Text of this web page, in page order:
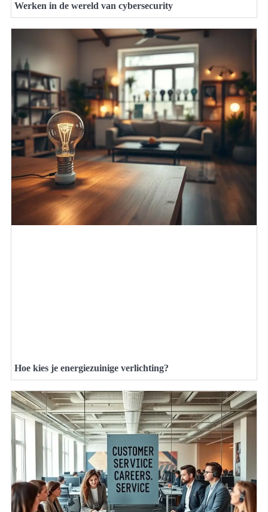
Werken in de wereld van cybersecurity
Hoe kies je energiezuinige verlichting?